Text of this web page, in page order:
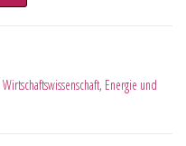
Wirtschaftswissenschaft, Energie und